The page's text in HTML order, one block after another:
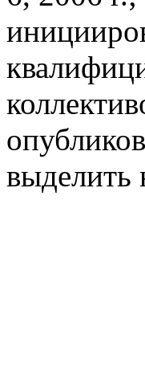
выделить